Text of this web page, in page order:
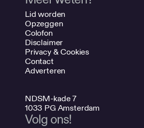
Lid worden
Opzeggen
Colofon
Disclaimer
Privacy & Cookies
Contact
Adverteren
NDSM-kade 7
1033 PG Amsterdam
Volg ons!